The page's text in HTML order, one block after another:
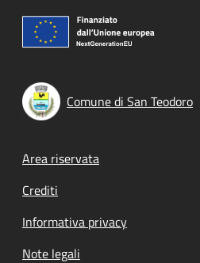
Comune di San Teodoro
Footer menu
Area riservata
Crediti
Informativa privacy
Note legali